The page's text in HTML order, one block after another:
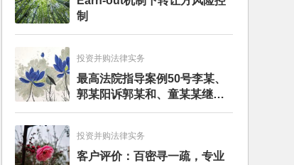
制
投资并购法律实务
最高法院指导案例50号李某、
郭某阳诉郭某和、童某某继承
纠纷案
投资并购法律实务
客户评价：百密寻一疏，专业